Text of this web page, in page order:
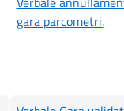
gara parcometri.